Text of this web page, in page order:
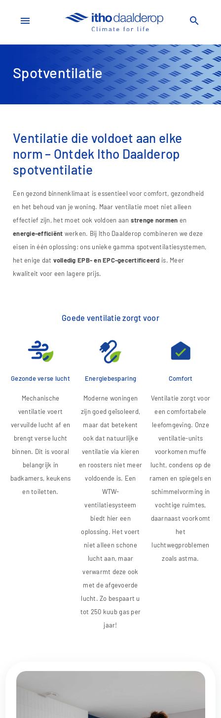
menu search
Spotventilatie
Ventilatie die voldoet aan elke
norm – Ontdek Itho Daalderop
spotventilatie
Een gezond binnenklimaat is essentieel voor comfort, gezondheid
en het behoud van je woning. Maar ventilatie moet niet alleen
effectief zijn, het moet ook voldoen aan strenge normen en
energie-efficiënt werken. Bij Itho Daalderop combineren we deze
eisen in één oplossing: ons unieke gamma spotventilatiesystemen,
het enige dat volledig EPB- en EPC-gecertificeerd is. Meer
kwaliteit voor een lagere prijs.
Goede ventilatie zorgt voor
Gezonde verse lucht
Mechanische
ventilatie voert
vervuilde lucht af en
brengt verse lucht
binnen. Dit is vooral
belangrijk in
badkamers, keukens
en toiletten.
Energiebesparing
Moderne woningen
zijn goed geïsoleerd,
maar dat betekent
ook dat natuurlijke
ventilatie via kieren
en roosters niet meer
voldoende is. Een
WTW-
ventilatiesysteem
biedt hier een
oplossing. Het voert
niet alleen schone
lucht aan, maar
verwarmt deze ook
met de afgevoerde
lucht. Zo bespaart u
tot 250 kuub gas per
jaar!
Comfort
Ventilatie zorgt voor
een comfortabele
leefomgeving. Onze
ventilatie-units
voorkomen muffe
lucht, condens op de
ramen en spiegels en
schimmelvorming in
vochtige ruimtes,
daarnaast voorkomt
het
luchtwegproblemen
zoals astma.